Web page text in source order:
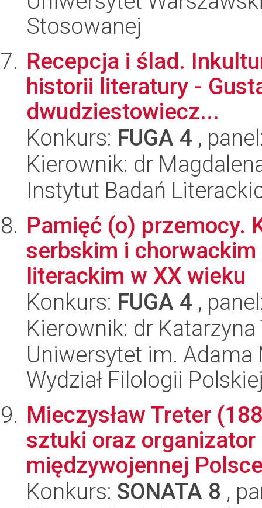
Stosowanej
Recepcja i ślad.
historii literatury -
dwudziestowiecz...
Konkurs: FUGA 4 ,
Kierownik: dr
Instytut Badań
Pamięć (o) przemocy.
serbskim i
literackim w XX wieku
Konkurs: FUGA 4 ,
Kierownik: dr Katarzyna
Uniwersytet im.
Wydział Filologii
Mieczysław Treter
sztuki oraz
międzywojennej
Konkurs: SONATA 8 ,